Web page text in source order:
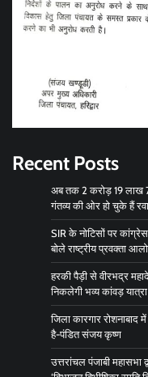
Recent Posts
अब तक 2 करोड़ 19 लाख
गंतव्य की ओर हो चुके हैं
SIR के नोटिसों पर
बोले राष्ट्रीय प्रवक्ता
हरकी पैड़ी से वीरभद्र
निकलेगी भव्य कांवड़ यात्रा
जिला कारगार रोशनाबाद
है-पंडित संजय कृष्ण
उत्तरांचल पंजाबी महासभा